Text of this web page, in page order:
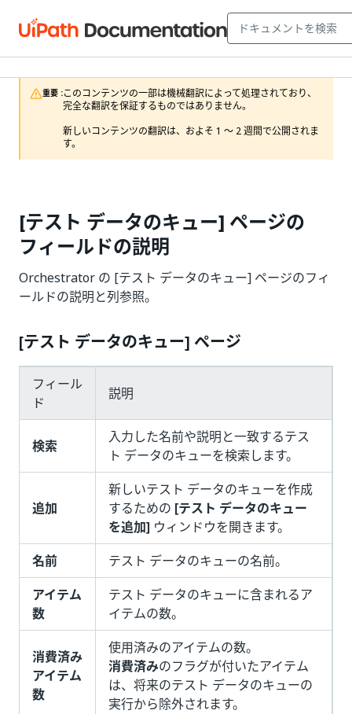
重要 :このコンテンツの一部は機械翻訳によって処理されており、
完全な翻訳を保証するものではありません。
新しいコンテンツの翻訳は、およそ 1 ～ 2 週間で公開されま
す。
[テスト データのキュー] ページの
フィールドの説明
Orchestrator の [テスト データのキュー] ページのフィ
ールドの説明と列参照。
[テスト データのキュー] ページ
フィール
ド
説明
検索
入力した名前や説明と一致するテス
ト データのキューを検索します。
追加
新しいテスト データのキューを作成
するための [テスト データのキュー
を追加] ウィンドウを開きます。
名前
テスト データのキューの名前。
アイテム
数
テスト データのキューに含まれるア
イテムの数。
消費済み
アイテム
数
使用済みのアイテムの数。
消費済みのフラグが付いたアイテム
は、将来のテスト データのキューの
実行から除外されます。